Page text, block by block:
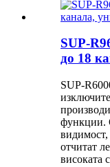
SUP-
до 18
SUP-
функции.
видимост,
отчитат
високата